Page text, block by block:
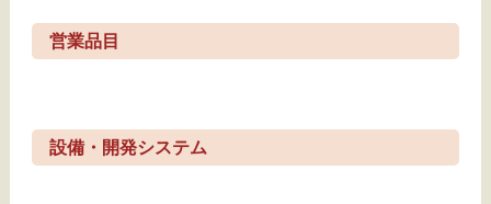
営業品目
設備・開発システム